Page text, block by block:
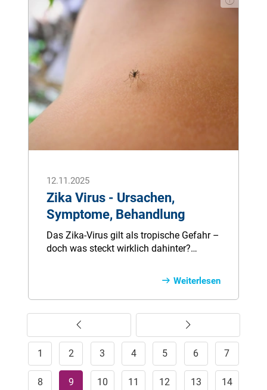
genau hingeschaut werden sollte.
12.11.2025
Zika Virus - Ursachen,
Symptome, Behandlung
Das Zika-Virus gilt als tropische Gefahr –
doch was steckt wirklich dahinter?
Mückenstichen schützen, welche
Symptome Sie ernst nehmen sollten und
warum das Virus vor allem in der
Schwangerschaft riskant ist. Unser
Ratgeber zeigt Ihnen, worauf Reisende
achten müssen und wie Sie im Ernstfall
richtig reagieren.
Weiterlesen
1 2 3 4 5 6 7
8 9 10 11 12 13 14